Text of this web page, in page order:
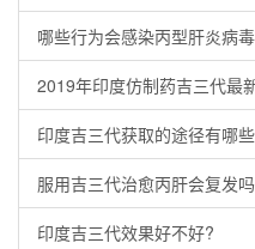
哪些行为会感染丙型肝炎病毒
2019年印度仿制药吉三代最
印度吉三代获取的途径有哪些
服用吉三代治愈丙肝会复发吗
印度吉三代效果好不好?